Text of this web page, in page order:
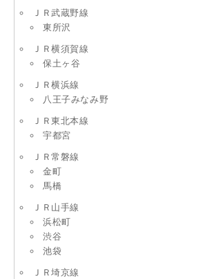
ＪＲ武蔵野線
東所沢
ＪＲ横須賀線
保土ヶ谷
ＪＲ横浜線
八王子みなみ野
ＪＲ東北本線
宇都宮
ＪＲ常磐線
金町
馬橋
ＪＲ山手線
浜松町
渋谷
池袋
ＪＲ埼京線